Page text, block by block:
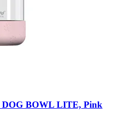
DOG BOWL LITE, Pink